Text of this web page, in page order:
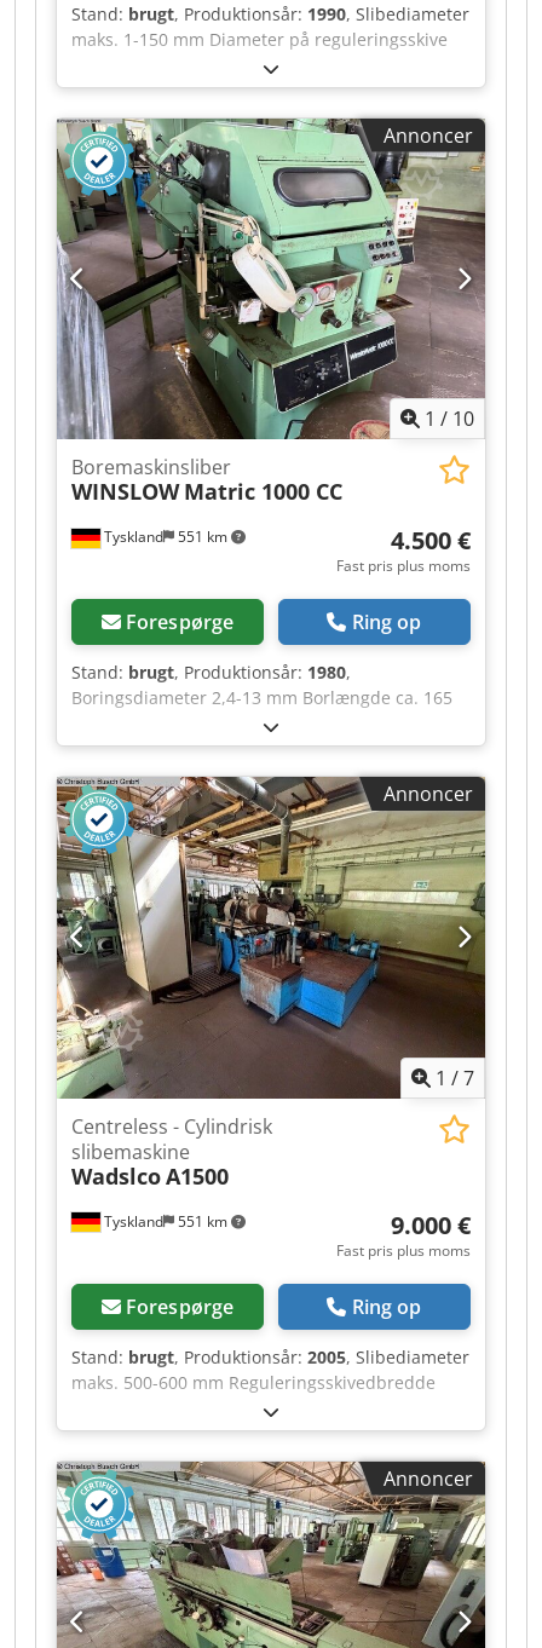
Stand: brugt, Produktionsår: 1990, Slibediameter
maks. 1-150 mm Diameter på reguleringsskive
100-200 mm Vægt 5 t Codpfeztfz Dex Aiporf
Annoncer
1 / 10
Tyskland 551 km
Boremaskinsliber
WINSLOW Matric 1000 CC
4.500 €
Fast pris plus moms
Forespørge Ring op
Stand: brugt, Produktionsår: 1980,
Boringsdiameter 2,4-13 mm Borlængde ca. 165
mm Spidsvinkel 90-140° Pris pr. styk Csdpfx
Aoztfzwoipsrf
Annoncer
1 /7
Tyskland 551 km
Centreless - Cylindrisk
slibemaskine
WadslcoA1500
9.000 €
Fast pris plus moms
Forespørge Ring op
Stand: brugt, Produktionsår: 2005, Slibediameter
maks. 500-600 mm Reguleringsskivedbredde
100-200 mm Vægt 5 t Crodpfeztfzqjx Aipsf
Slibediameter 1-150 mm Slibeskivedbredde 150–
250 mm med vandbehandlingssystem
Annoncer